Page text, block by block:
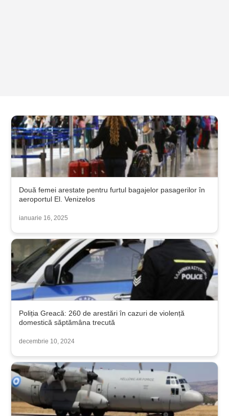
Două femei arestate pentru furtul bagajelor pasagerilor în
aeroportul El. Venizelos
ianuarie 16, 2025
Poliția Greacă: 260 de arestări în cazuri de violență
domestică săptămâna trecută
decembrie 10, 2024